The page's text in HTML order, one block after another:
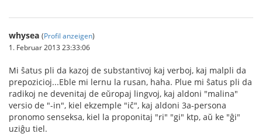
whysea (Profil anzeigen)
1. Februar 2013 23:33:06
Mi ŝatus pli da kazoj de substantivoj kaj verboj, kaj malpli da
prepozicioj...Eble mi lernu la rusan, haha. Plue mi ŝatus pli da
radikoj ne devenitaj de eŭropaj lingvoj, kaj aldoni "malina"
versio de "-in", kiel ekzemple "iĉ", kaj aldoni 3a-persona
pronomo senseksa, kiel la proponitaj "ri" "gi" ktp, aŭ ke "ĝi"
uziĝu tiel.